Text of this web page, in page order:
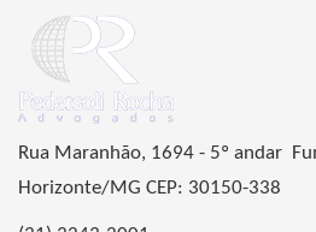
Rua Maranhão, 1694 - 5º andar
Horizonte/MG CEP: 30150-338